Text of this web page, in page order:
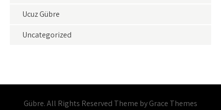
Ucuz Gübre
Uncategorized
Gübre. All Rights Reserved Theme by Grace Themes